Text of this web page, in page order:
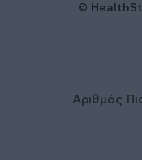
©
Αριθμός